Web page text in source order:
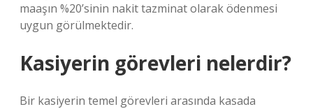
maaşın %20’sinin nakit tazminat olarak ödenmesi
uygun görülmektedir.
Kasiyerin görevleri nelerdir?
Bir kasiyerin temel görevleri arasında kasada